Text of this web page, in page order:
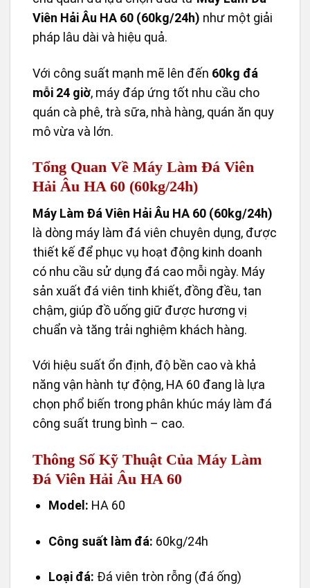
Viên Hải Âu HA 60 (60kg/24h) như một giải
pháp lâu dài và hiệu quả.
Với công suất mạnh mẽ lên đến 60kg đá
mỗi 24 giờ, máy đáp ứng tốt nhu cầu cho
quán cà phê, trà sữa, nhà hàng, quán ăn quy
mô vừa và lớn.
Tổng Quan Về Máy Làm Đá Viên
Hải Âu HA 60 (60kg/24h)
Máy Làm Đá Viên Hải Âu HA 60 (60kg/24h)
là dòng máy làm đá viên chuyên dụng, được
thiết kế để phục vụ hoạt động kinh doanh
có nhu cầu sử dụng đá cao mỗi ngày. Máy
sản xuất đá viên tinh khiết, đồng đều, tan
chậm, giúp đồ uống giữ được hương vị
chuẩn và tăng trải nghiệm khách hàng.
Với hiệu suất ổn định, độ bền cao và khả
năng vận hành tự động, HA 60 đang là lựa
chọn phổ biến trong phân khúc máy làm đá
công suất trung bình – cao.
Thông Số Kỹ Thuật Của Máy Làm
Đá Viên Hải Âu HA 60
Model: HA 60
Công suất làm đá: 60kg/24h
Loại đá: Đá viên tròn rỗng (đá ống)